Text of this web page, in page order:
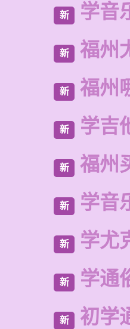
新 学音
新 福州
新 福州
新 学吉
新 福州
新 学音
新 学尤
新 学通
新 初学